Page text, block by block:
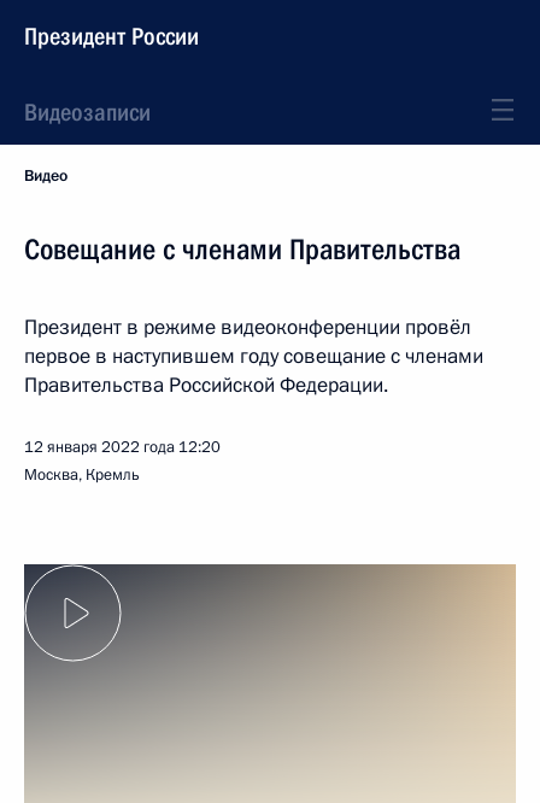
Президент России
Видеозаписи
Видео
Совещание с членами Правительства
Президент в режиме видеоконференции провёл
первое в наступившем году совещание с членами
Правительства Российской Федерации.
12 января 2022 года 12:20
Москва, Кремль